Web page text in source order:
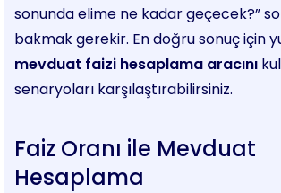
sonunda elime ne kadar geçecek?”
bakmak gerekir. En doğru sonuç için
mevduat faizi hesaplama aracını
senaryoları karşılaştırabilirsiniz.
Faiz Oranı ile Mevduat
Hesaplama